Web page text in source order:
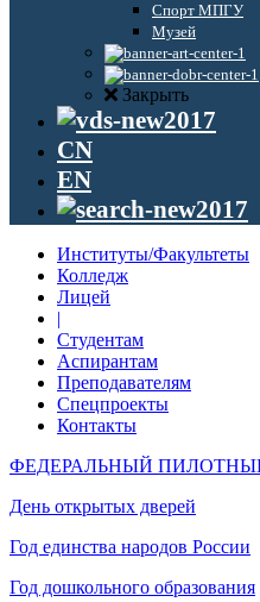
Спорт МПГУ
Музей
Закрыть
CN
EN
Институты/Факультеты
Колледж
Лицей
|
Студентам
Аспирантам
Преподавателям
Спецпроекты
Контакты
ФЕДЕРАЛЬНЫЙ
День открытых дверей
Год единства народов России
Год дошкольного образования